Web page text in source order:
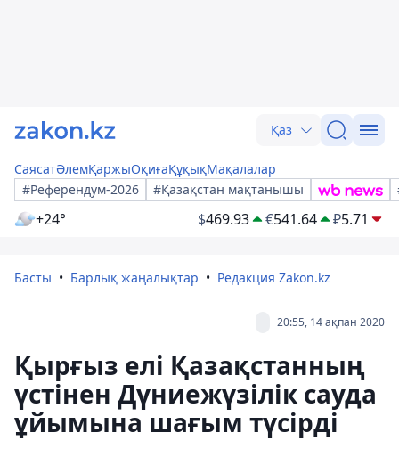
Қаз
СаясатӘлемҚаржыОқиғаҚұқықМақалалар
#Референдум-2026
#Қазақстан мақтанышы
+24° $469.93 €541.64 ₽5.71
Басты Барлық жаңалықтар Редакция Zakon.kz
20:55, 14 ақпан 2020
Қырғыз елі Қазақстанның
үстінен Дүниежүзілік сауда
ұйымына шағым түсірді